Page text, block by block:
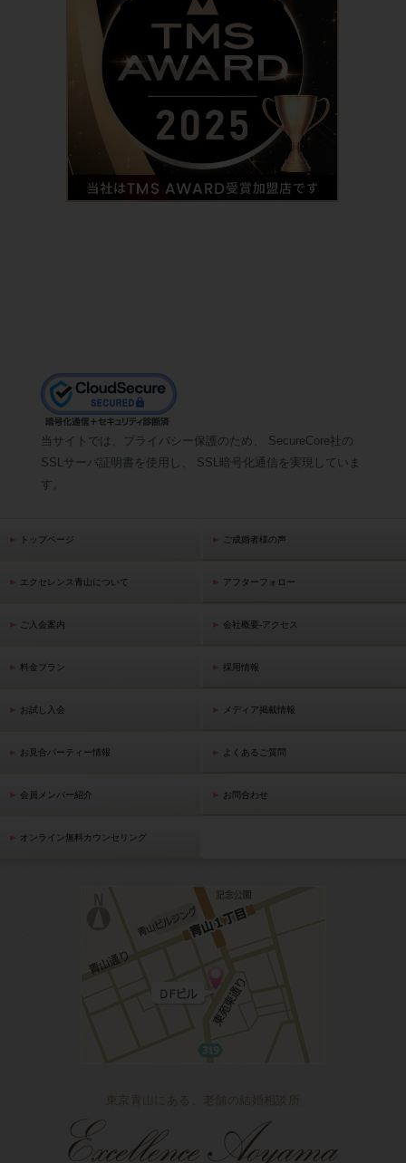
当サイトでは、プライバシー保護のため、 SecureCore社の
SSLサーバ証明書を使用し、 SSL暗号化通信を実現していま
す。
トップページ
エクセレンス青山について
ご入会案内
料金プラン
お試し入会
お見合パーティー情報
会員メンバー紹介
オンライン無料カウンセリング
ご成婚者様の声
アフターフォロー
会社概要-アクセス
採用情報
メディア掲載情報
よくあるご質問
お問合わせ
東京青山にある、老舗の結婚相談所